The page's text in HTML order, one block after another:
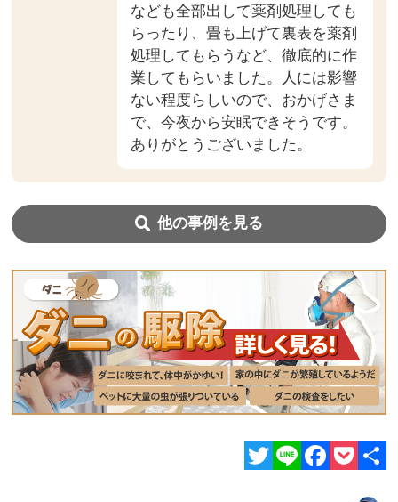
なども全部出して薬剤処理しても
らったり、畳も上げて裏表を薬剤
処理してもらうなど、徹底的に作
業してもらいました。人には影響
ない程度らしいので、おかげさま
で、今夜から安眠できそうです。
ありがとうございました。
他の事例を見る